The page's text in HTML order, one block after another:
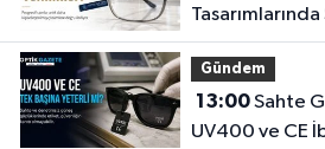
Gündem
13:00Sahte Güneş Gözlüğünde
UV400 ve CE